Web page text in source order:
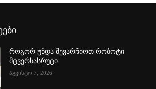
როგორ უნდა შევარჩიოთ რობოტი
მტვერსასრუტი
აგვისტო 7, 2026